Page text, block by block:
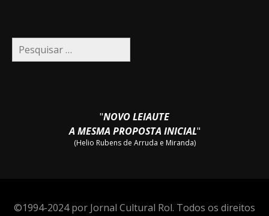
Pesquisar
por:
"NOVO LEIAUTE
A MESMA PROPOSTA INICIAL"
(Helio Rubens de Arruda e Miranda)
©1994-2024 por Jornal Cultural Rol. Todos os direitos